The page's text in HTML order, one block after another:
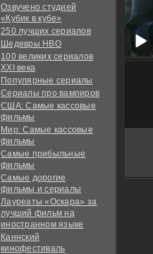
Озвучено студией
«Кубик в кубе»
250 лучших сериалов
Шедевры HBO
100 великих сериалов
XXI века
Популярные сериалы
Сериалы про вампиров
США: Самые кассовые
фильмы
Мир: Самые кассовые
фильмы
Самые прибыльные
фильмы
Самые дорогие
фильмы и сериалы
Лауреаты «Оскара» за
лучший фильм на
иностранном языке
Каннский
кинофестиваль
0